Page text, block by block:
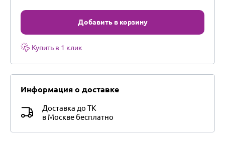
Добавить в корзину
Купить в 1 клик
Информация о доставке
Доставка до ТК
в Москве бесплатно